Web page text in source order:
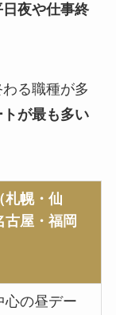
日夜や仕事終
る職種が多
が最も多い
札幌・仙
古屋・福岡
心の昼デー